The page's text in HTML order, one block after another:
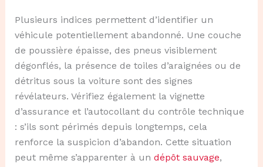
Plusieurs indices permettent d’identifier un
véhicule potentiellement abandonné. Une couche
de poussière épaisse, des pneus visiblement
dégonflés, la présence de toiles d’araignées ou de
détritus sous la voiture sont des signes
révélateurs. Vérifiez également la vignette
d’assurance et l’autocollant du contrôle technique
: s’ils sont périmés depuis longtemps, cela
renforce la suspicion d’abandon. Cette situation
peut même s’apparenter à un dépôt sauvage,